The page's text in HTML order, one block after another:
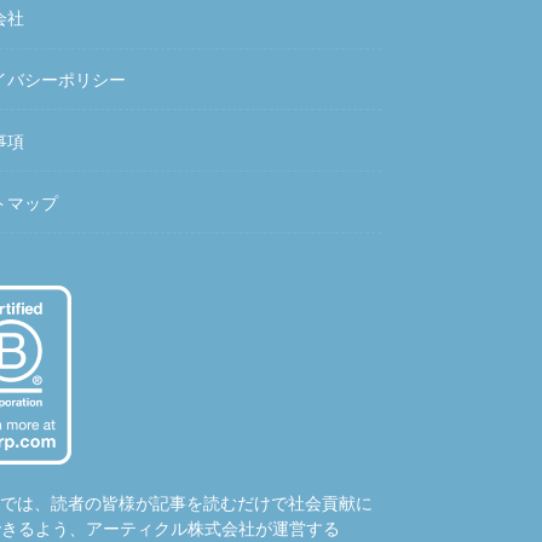
社
バシーポリシー
項
マップ
は、読者の皆様が記事を読むだけで社会貢献に
るよう、アーティクル株式会社が運営する